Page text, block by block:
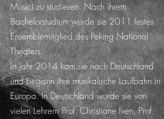
Music) zu studieren. Nach ihrem
Bachelorstudium wurde sie 2011 festes
Ensemblemitglied des Peking National
Theaters.
In Jahr 2014 kam sie nach Deutschland
und begann ihre musikalische Laufbahn in
Europa. In Deutschland wurde sie von
vielen Lehrern Prof. Christiane Iven, Prof.